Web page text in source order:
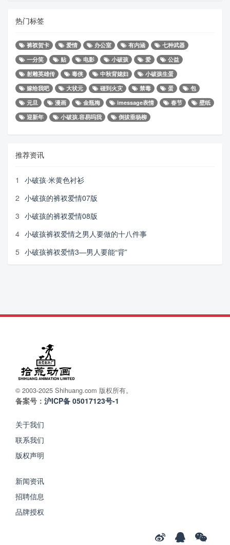
热门标签
裤衩贺卡 爱情 办公室 有内涵
七种武器
一分笑
贴 电影 小破孩 爱
公益
射雕英雄传
毒侠 中秋背媳妇
小破孩生蛋
嫁给我吧
大状元 碰到火灾 禁毒 蛋
包
元旦
漫画 金瓶梅 imessage表情 春节
壁纸
迎新年
小破孩.容易吗我 倒拔垂杨柳
推荐资讯
1
小破孩·米黄色衬衫
2 小破孩的裤衩爱情07版
3 小破孩的裤衩爱情08版
4 小破孩裤衩爱情之男人要做的十八件事
5 小破孩裤衩爱情3—男人要能“背”
© 2003-2025 Shihuang.com 版权所有。
备案号： 沪ICP备 05017123号-1
关于我们
联系我们
版权声明
新闻资讯
招聘信息
品牌授权